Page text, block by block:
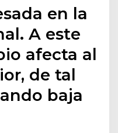
en la
A este
afecta al
de tal
baja